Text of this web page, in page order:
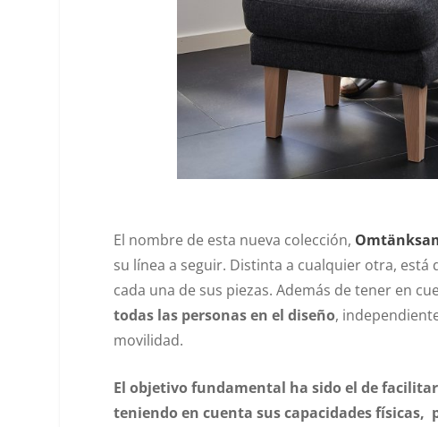
El nombre de esta nueva colección,
su línea a seguir. Distinta a cualquier otra,
cada una de sus piezas. Además de tener en
todas las personas en el diseño,
movilidad.
El objetivo fundamental ha sido el de
teniendo en cuenta sus capacidades